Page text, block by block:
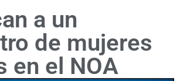
a un
de mujeres
en el NOA